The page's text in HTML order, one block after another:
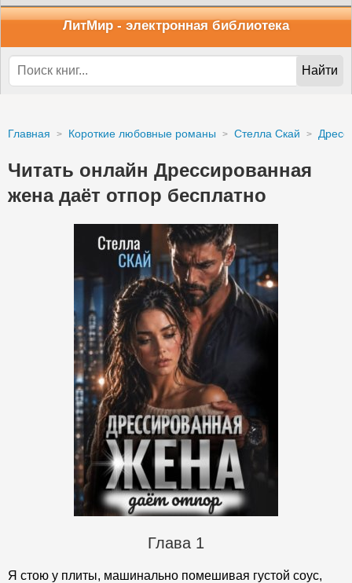
ЛитМир - электронная библиотека
Найти
Главная Короткие любовные романы Стелла Скай
Читать онлайн Дрессированная
жена даёт отпор бесплатно
Глава 1
Я стою у плиты, машинально помешивая густой соус,